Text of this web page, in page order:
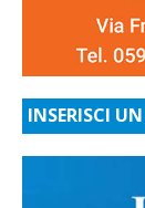
INSERISCI